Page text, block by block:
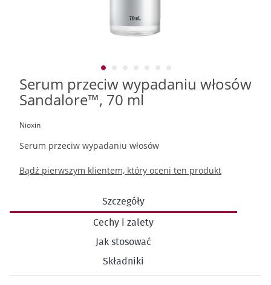
Serum przeciw wypadaniu włosów
Sandalore™, 70 ml
Nioxin
Serum przeciw wypadaniu włosów
Bądź pierwszym klientem, który oceni ten produkt
Przejdź
początek
Szczegóły
Cechy i zalety
Jak stosować
Składniki